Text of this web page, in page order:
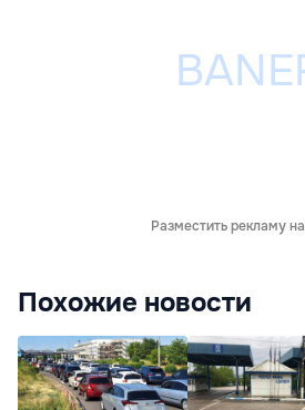
Разместить рекламу
Похожие новости